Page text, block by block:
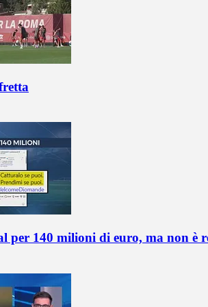
per 140 milioni di euro, ma non è